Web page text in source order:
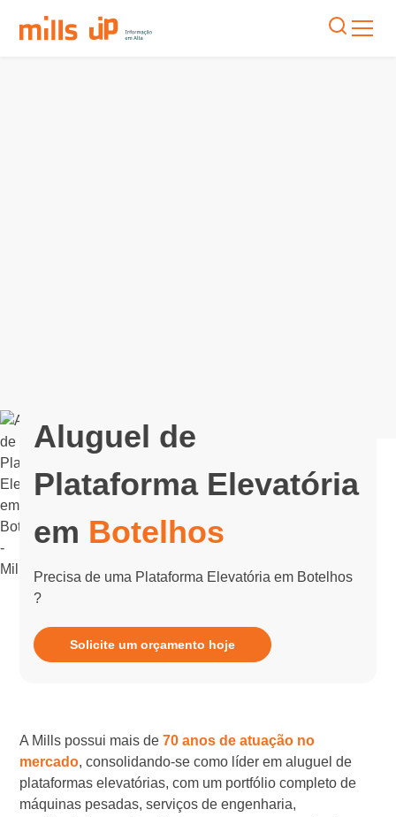
Aluguel de
Plataforma Elevatória
em Botelhos
Precisa de uma Plataforma Elevatória em Botelhos
?
Solicite um orçamento hoje
A Mills possui mais de70 anos de atuação no
mercado, consolidando-se como líder em aluguel de
plataformas elevatórias, com um portfólio completo de
máquinas pesadas, serviços de engenharia,